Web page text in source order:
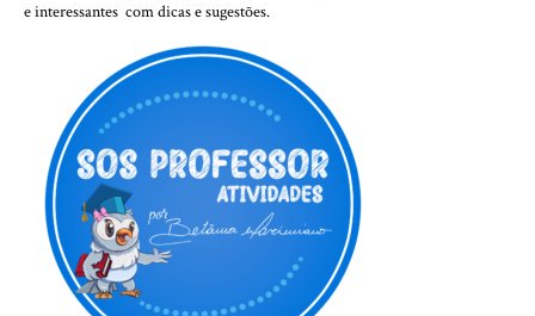
e interessantes com dicas e sugestões.